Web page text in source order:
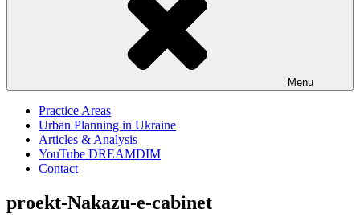
Menu
Practice Areas
Urban Planning in Ukraine
Articles & Analysis
YouTube DREAMDIM
Contact
proekt-Nakazu-e-cabinet